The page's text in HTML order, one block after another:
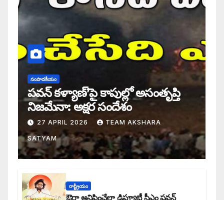
సంపాదకీయం
పవన్ కళ్యాణ్’పై కాపుల్లో అసంతృప్తి
నిజమేనా: అక్షర సందేశం
27 APRIL 2026 TEAM AKSHARA
SATYAM
రాష్ట్రీయం
ఔరా అనిపించేలా డిప్యూటీ సీఎం పవన్